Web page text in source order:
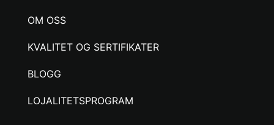
OM OSS
KVALITET OG SERTIFIKATER
BLOGG
LOJALITETSPROGRAM